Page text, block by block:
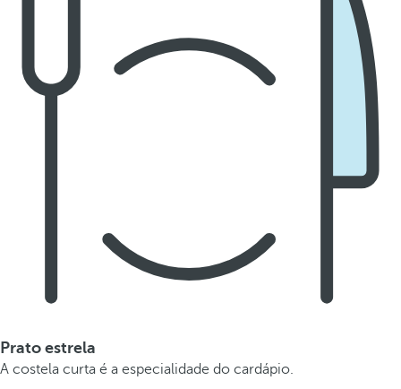
Prato estrela
A costela curta é a especialidade do cardápio.